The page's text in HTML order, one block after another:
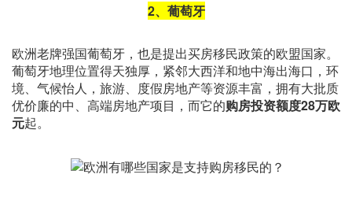
2、葡萄牙
欧洲老牌强国葡萄牙，也是提出买房移民政策的欧盟国家。
葡萄牙地理位置得天独厚，紧邻大西洋和地中海出海口，环
境、气候怡人，旅游、度假房地产等资源丰富，拥有大批质
优价廉的中、高端房地产项目，而它的购房投资额度28万欧
元起。